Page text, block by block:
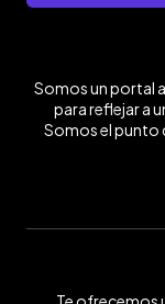
Somos un portal
para reflejar a
Somos el punto